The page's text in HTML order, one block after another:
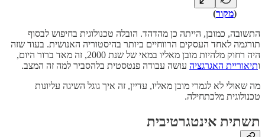
(מקור)
התשובה, כמובן, הייתה כן מהדהד. הובלה טכנולוגית בחיפוש לבסוף
תורגמה לאחד העסקים הרווחיים ביותר בהיסטוריה האנושית. בעוד שזה
היה רחוק מלהיות מובן מאליו במאי של שנת 2000, זה מאד ברור היום,
ותיאוריית האגרגציה עושה עבודה פנטסטית בלהסביר למה זה המצב.
מה שאולי לא לגמרי מובן מאליו, עדיין, זה איך גוגל השיגה עליונות
טכנולוגית מלכתחילה.
תשתית אינטגרטיבית